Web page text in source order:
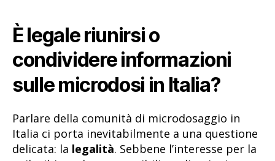
È legale riunirsi o
condividere informazioni
sulle microdosi in Italia?
Parlare della comunità di microdosaggio in
Italia ci porta inevitabilmente a una questione
delicata: la legalità. Sebbene l’interesse per la